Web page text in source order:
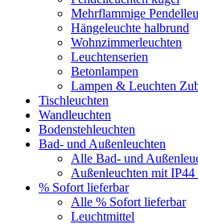
Mehrflammige
Hängeleuchte halbrund
Wohnzimmerleuchten
Leuchtenserien
Betonlampen
Lampen & Leuchten
Tischleuchten
Wandleuchten
Bodenstehleuchten
Bad- und Außenleuchten
Alle Bad- und
Außenleuchten mit IP44
% Sofort lieferbar
Alle % Sofort lieferbar
Leuchtmittel